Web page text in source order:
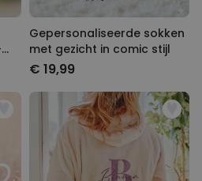
Gepersonaliseerde sokken
met gezicht in comic stijl
€ 19,99